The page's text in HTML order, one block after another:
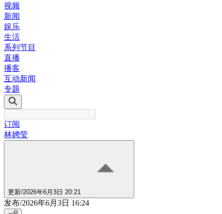
视频
新闻
娱乐
生活
系列节目
直播
播客
互动新闻
专题
订阅
林娉莹
更新/2026年6月3日 20:21
发布/2026年6月3日 16:24